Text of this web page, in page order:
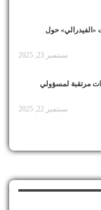
«الفيدرالي» حول
سبتمبر 23, 2025
مرتقبة لمسؤولي
سبتمبر 22, 2025